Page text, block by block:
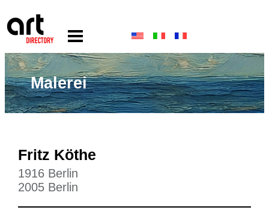
Malerei
Fritz Köthe
1916 Berlin
2005 Berlin